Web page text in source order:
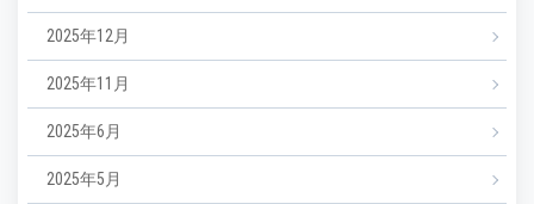
2025年12月
2025年11月
2025年6月
2025年5月